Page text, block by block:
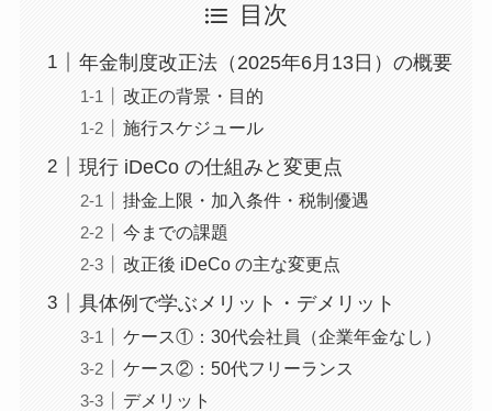
目次
年金制度改正法（2025年6月13日）の概要
改正の背景・目的
施行スケジュール
現行 iDeCo の仕組みと変更点
掛金上限・加入条件・税制優遇
今までの課題
改正後 iDeCo の主な変更点
具体例で学ぶメリット・デメリット
ケース①：30代会社員（企業年金なし）
ケース②：50代フリーランス
デメリット